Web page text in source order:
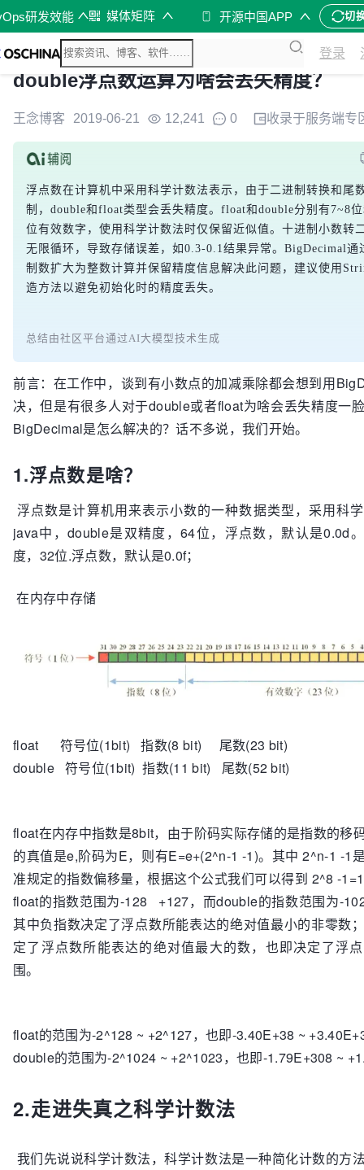
研发效能 媒体矩阵 开源中国APP 切
登录
double浮点数运算为啥会丢失精度？
王念博客 2019-06-21 12,241 0 收录于服务端专
浮点数在计算机中采用科学计数法表示，由于二进制转换和尾
制，double和float类型会丢失精度。float和double分别有7~8
位有效数字，使用科学计数法时仅保留近似值。十进制小数转
无限循环，导致存储误差，如0.3-0.1结果异常。BigDecimal通
制数扩大为整数计算并保留精度信息解决此问题，建议使用
造方法以避免初始化时的精度丢失。
总结由社区平台通过AI大模型技术生成
前言：在工作中，谈到有小数点的加减乘除都会想到用
决，但是有很多人对于double或者float为啥会丢失精度一
BigDecimal是怎么解决的？话不多说，我们开始。
1.浮点数是啥？
浮点数是计算机用来表示小数的一种数据类型，采用科
java中，double是双精度，64位，浮点数，默认是0.0d
度，32位.浮点数，默认是0.0f；
在内存中存储
float 符号位(1bit) 指数(8 bit) 尾数(23 bit)
double 符号位(1bit) 指数(11 bit) 尾数(52 bit)
float在内存中指数是8bit，由于阶码实际存储的是指数的移
的真值是e,阶码为E，则有E=e+(2^n-1 -1)。其中 2^n-1 -1
准规定的指数偏移量，根据这个公式我们可以得到 2^8 -
float的指数范围为-128 +127，而double的指数范围为-
其中负指数决定了浮点数所能表达的绝对值最小的非零数
定了浮点数所能表达的绝对值最大的数，也即决定了浮
围。
float的范围为-2^128 ~ +2^127，也即-3.40E+38 ~
double的范围为-2^1024 ~ +2^1023，也即-1.79E+308 ~
2.走进失真之科学计数法
我们先说说科学计数法，科学计数法是一种简化计数的方